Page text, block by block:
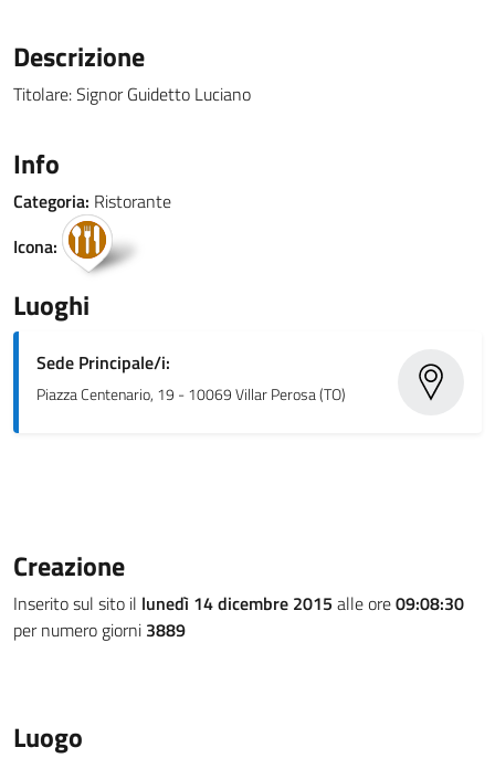
Descrizione
Titolare: Signor Guidetto Luciano
Info
Categoria: Ristorante
Icona:
Luoghi
Sede Principale/i:
Piazza Centenario, 19 - 10069 Villar Perosa (TO)
Creazione
Inserito sul sito il lunedì 14 dicembre 2015 alle ore09:08:30
per numero giorni 3889
Luogo